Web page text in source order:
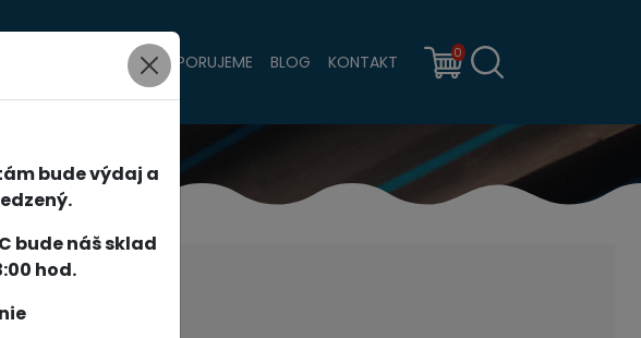
PODPORUJEME BLOG KONTAKT 0
bude výdaj a
bude náš sklad
hod.